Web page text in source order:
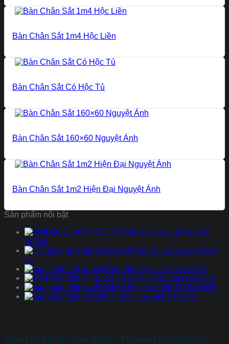
Bàn Chân Sắt 1m4 Hộc Liền
Bàn Chân Sắt Có Hộc Tủ
Bàn Chân Sắt 160×60 Nguyệt Ánh
Bàn Chân Sắt 1m2 Hiện Đại Nguyệt Ánh
Sản phẩm nổi bật
MODULE LÀM VIỆC
ROYAL
Tủ quần áo CA-10A-
2K
Bàn họp chân sắt H2412
Bàn làm việc Lufa DF12-02
Bàn giám đốc DT2010H35
Bàn máy tính AT204HL
Công ty TNHH Sản Xuất - Thương Mại Nguyệt